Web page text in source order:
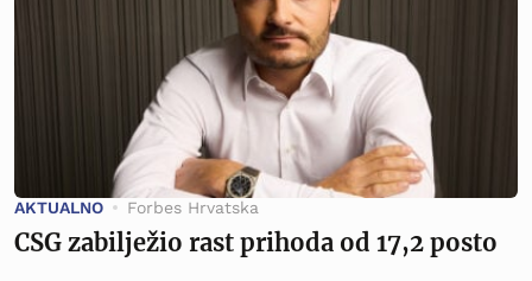
AKTUALNO Forbes Hrvatska
CSG zabilježio rast prihoda od 17,2 posto